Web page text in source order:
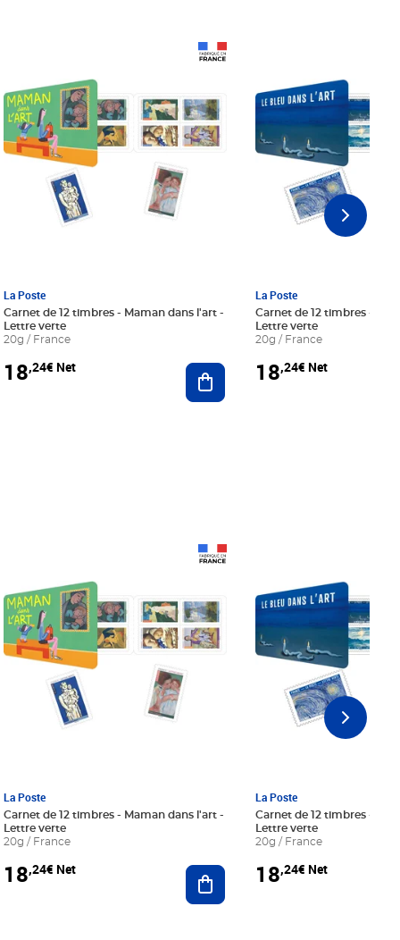
au panier
La Poste
Carnet de 12 timbres - Maman dans l'art -
Lettre verte
20g / France
18,24€ Net Ajouter au panier
La Poste
Carnet de 12 timbres - Le
Lettre verte
20g / France
18,24€ Net
au panier
La Poste
Carnet de 12 timbres - Maman dans l'art -
Lettre verte
20g / France
18,24€ Net Ajouter au panier
La Poste
Carnet de 12 timbres - Le
Lettre verte
20g / France
18,24€ Net